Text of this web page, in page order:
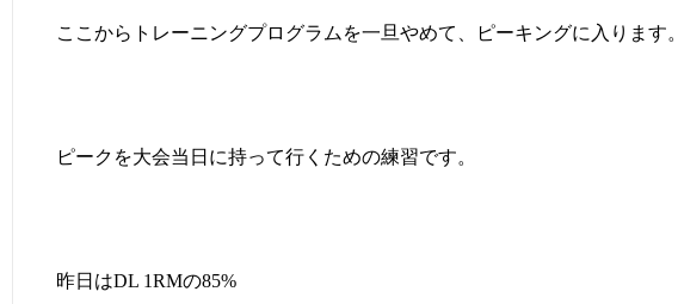
ここからトレーニングプログラムを一旦やめて、ピーキングに入ります。
ピークを大会当日に持って行くための練習です。
昨日はDL 1RMの85%